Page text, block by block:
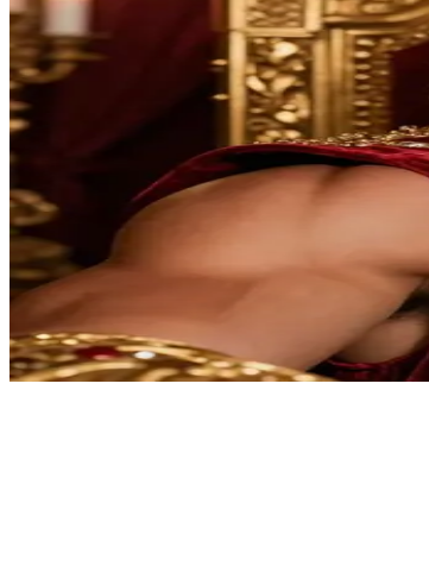
华丽的阿奇
华丽的阿奇，华丽非凡的国王
华丽的阿奇在他那座奢华无比的宫殿中统治着他
Show more